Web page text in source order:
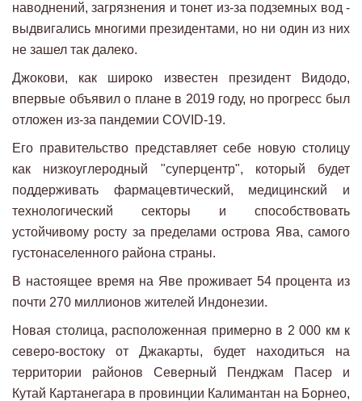
наводнений, загрязнения и тонет из-за подземных вод -
выдвигались многими президентами, но ни один из них
не зашел так далеко.
Джокови, как широко известен президент Видодо,
впервые объявил о плане в 2019 году, но прогресс был
отложен из-за пандемии COVID-19.
Его правительство представляет себе новую столицу
как низкоуглеродный "суперцентр", который будет
поддерживать фармацевтический, медицинский и
технологический секторы и способствовать
устойчивому росту за пределами острова Ява, самого
густонаселенного района страны.
В настоящее время на Яве проживает 54 процента из
почти 270 миллионов жителей Индонезии.
Новая столица, расположенная примерно в 2 000 км к
северо-востоку от Джакарты, будет находиться на
территории районов Северный Пенджам Пасер и
Кутай Картанегара в провинции Калимантан на Борнео,